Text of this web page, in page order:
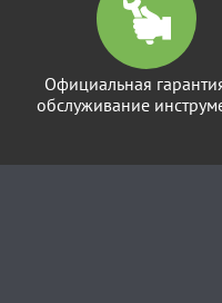
Официальная
обслуживание